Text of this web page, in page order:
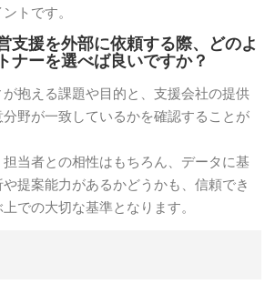
トです。
支援を外部に依頼する際、どのよ
ナーを選べば良いですか？
抱える課題や目的と、支援会社の提供
野が一致しているかを確認することが
当者との相性はもちろん、データに基
提案能力があるかどうかも、信頼でき
での大切な基準となります。